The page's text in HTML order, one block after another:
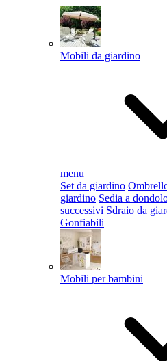
Mobili da giardino
menu
Set da giardino
giardino Sedia a
successivi Sdraio da
Gonfiabili
Mobili per bambini